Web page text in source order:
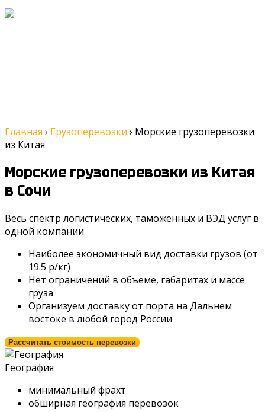
Главная › Грузоперевозки › Морские грузоперевозки
из Китая
Морские грузоперевозки из Китая
в Сочи
Весь спектр логистических, таможенных и ВЭД услуг в
одной компании
Наиболее экономичный вид доставки грузов (от
19.5 р/кг)
Нет ограничений в объеме, габаритах и массе
груза
Организуем доставку от порта на Дальнем
востоке в любой город России
Рассчитать стоимость перевозки
География
минимальный фрахт
обширная география перевозок